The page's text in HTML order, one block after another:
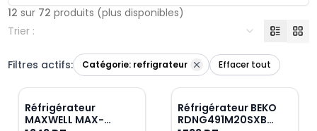
12 sur 72 produits (plus disponibles)
Trier :
Filtres actifs: Catégorie: refrigrateur Effacer tout
Réfrigérateur
MAXWELL MAX-
Réfrigérateur BEKO
RDNG491M20SXB